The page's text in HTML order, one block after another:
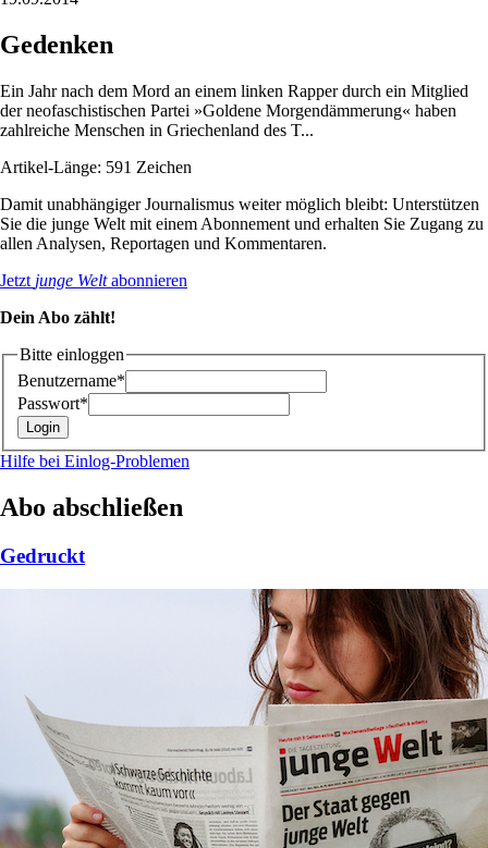
Gedenken
Ein Jahr nach dem Mord an einem linken Rapper durch ein Mitglied
der neofaschistischen Partei »Goldene Morgendämmerung« haben
zahlreiche Menschen in Griechenland des T...
Artikel-Länge: 591 Zeichen
Damit unabhängiger Journalismus weiter möglich bleibt: Unterstützen
Sie die junge Welt mit einem Abonnement und erhalten Sie Zugang zu
allen Analysen, Reportagen und Kommentaren.
Jetzt junge Weltabonnieren
Dein Abo zählt!
Bitte einloggen
Benutzername*
Passwort*
Hilfe bei Einlog-Problemen
Abo abschließen
Gedruckt